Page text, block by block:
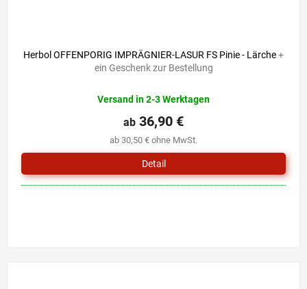
Herbol OFFENPORIG IMPRÄGNIER-LASUR FS Pinie - Lärche+
ein Geschenk zur Bestellung
Versand in 2-3 Werktagen
ab 30,50 € ohne MwSt.
ab 36,90 €
Detail